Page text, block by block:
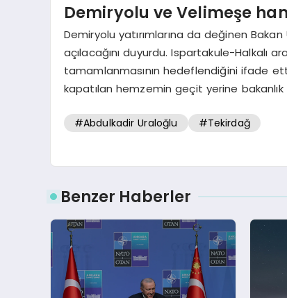
Demiryolu ve Velimeşe
Demiryolu yatırımlarına da değinen Bakan
açılacağını duyurdu. Ispartakule-Halkalı
tamamlanmasının hedeflendiğini ifade
kapatılan hemzemin geçit yerine bakanlık
#Abdulkadir Uraloğlu #Tekirdağ
Benzer Haberler